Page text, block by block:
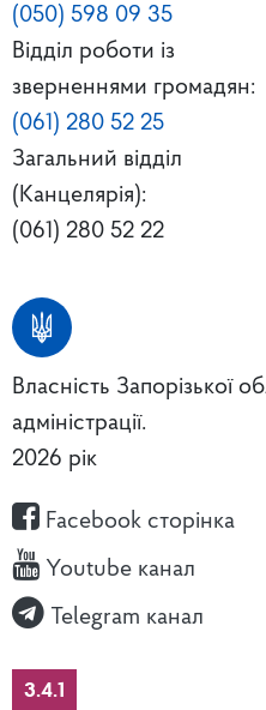
(050) 598 09 35
Відділ роботи із
зверненнями громадян:
(061) 280 52 25
Загальний відділ
(Канцелярія):
(061) 280 52 22
Власність Запорізької
адміністрації.
2026 рік
Facebook сторінка
Youtube канал
Telegram канал
3.4.1